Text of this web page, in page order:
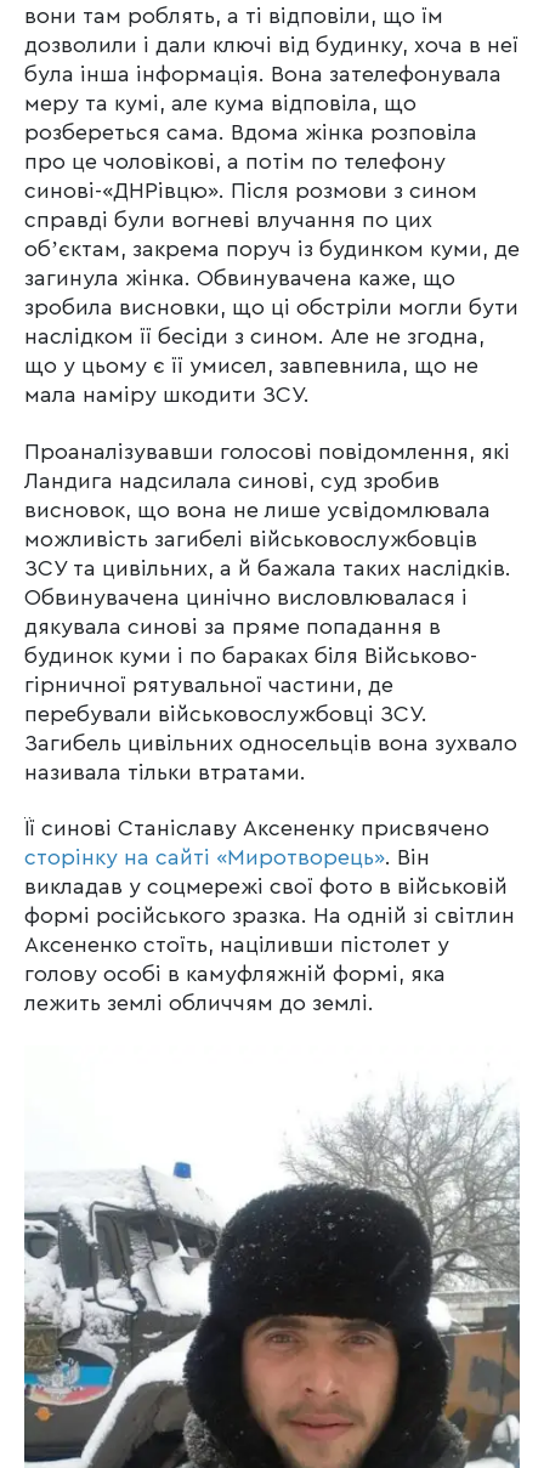
вони там роблять, а ті відповіли, що їм
дозволили і дали ключі від будинку, хоча в неї
була інша інформація. Вона зателефонувала
меру та кумі, але кума відповіла, що
розбереться сама. Вдома жінка розповіла
про це чоловікові, а потім по телефону
синові-«ДНРівцю». Після розмови з сином
справді були вогневі влучання по цих
обʼєктам, закрема поруч із будинком куми, де
загинула жінка. Обвинувачена каже, що
зробила висновки, що ці обстріли могли бути
наслідком її бесіди з сином. Але не згодна,
що у цьому є її умисел, завпевнила, що не
мала наміру шкодити ЗСУ.
Проаналізувавши голосові повідомлення, які
Ландига надсилала синові, суд зробив
висновок, що вона не лише усвідомлювала
можливість загибелі військовослужбовців
ЗСУ та цивільних, а й бажала таких наслідків.
Обвинувачена цинічно висловлювалася і
дякувала синові за пряме попадання в
будинок куми і по бараках біля Військово-
гірничної рятувальної частини, де
перебували військовослужбовці ЗСУ.
Загибель цивільних односельців вона зухвало
називала тільки втратами.
Її синові Станіславу Аксененку присвячено
сторінку на сайті «Миротворець». Він
викладав у соцмережі свої фото в військовій
формі російського зразка. На одній зі світлин
Аксененко стоїть, націливши пістолет у
голову особі в камуфляжній формі, яка
лежить землі обличчям до землі.